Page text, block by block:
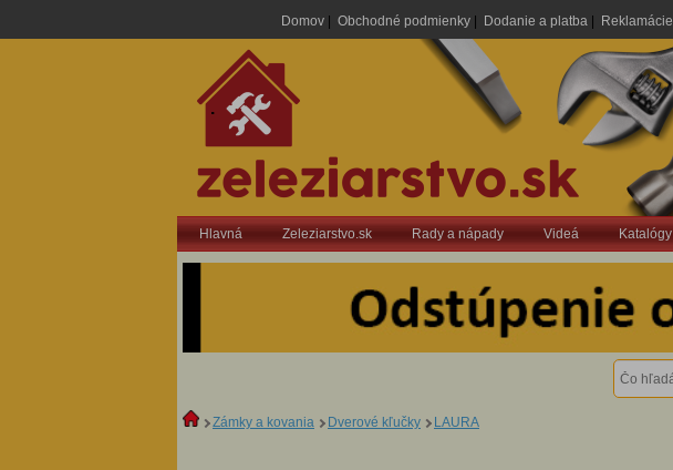
Domov| Obchodné podmienky| Dodanie a platba| Reklamácie
.
Hlavná Zeleziarstvo.sk Rady a nápady Videá Katalógy
Zámky a kovania Dverové kľučky LAURA